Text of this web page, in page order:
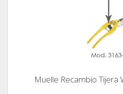
Muelle Recambio Tijera